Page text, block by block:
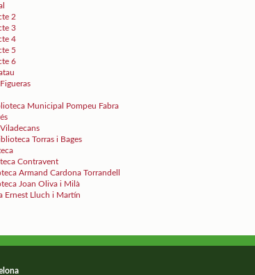
2
3
4
5
6
Municipal Pompeu Fabra
Torras i Bages
Contravent
Armand Cardona Torrandell
Joan Oliva i Milà
Ernest Lluch i Martín